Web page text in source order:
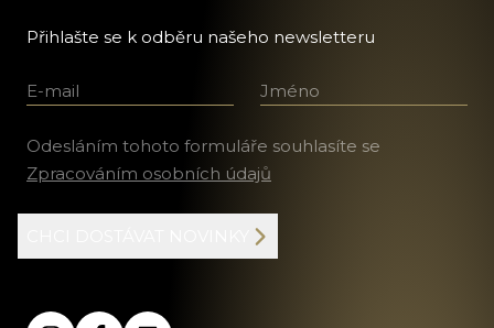
Přihlašte se k odběru našeho newsletteru
E-mail Jméno a příjmení
Odesláním tohoto formuláře souhlasíte se
Zpracováním osobních údajů